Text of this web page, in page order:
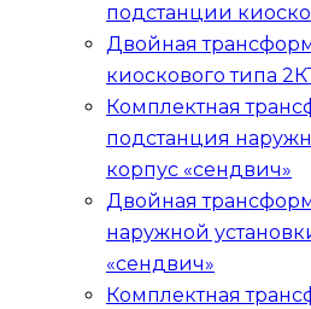
подстанции
Двойная
киоскового типа
Комплектная
подстанция
корпус «сендвич»
Двойная
наружной
«сендвич»
Комплектная